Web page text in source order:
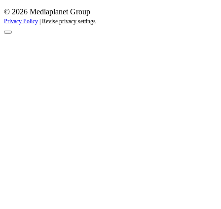
© 2026 Mediaplanet Group
Privacy Policy Revise privacy settings